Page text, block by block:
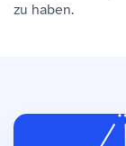
zu haben.